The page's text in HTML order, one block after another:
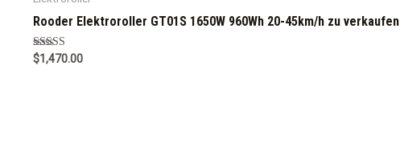
Rooder Elektroroller GT01S 1650W 960Wh 20-45km/h zu verkaufen
Rated
5.00
$1,470.00